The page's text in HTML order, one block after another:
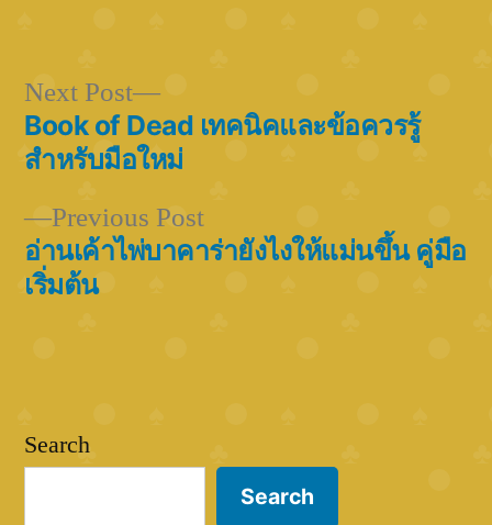
Post
navigation
Previous PostPrevious
post:
อ่านเค้าไพ่บาคาร่ายังไงให้แม่นขึ้น คู่มือ
เริ่มต้น
Next Post
Next
post:
Book of Dead เทคนิคและข้อควรรู้
สำหรับมือใหม่
Search
Search